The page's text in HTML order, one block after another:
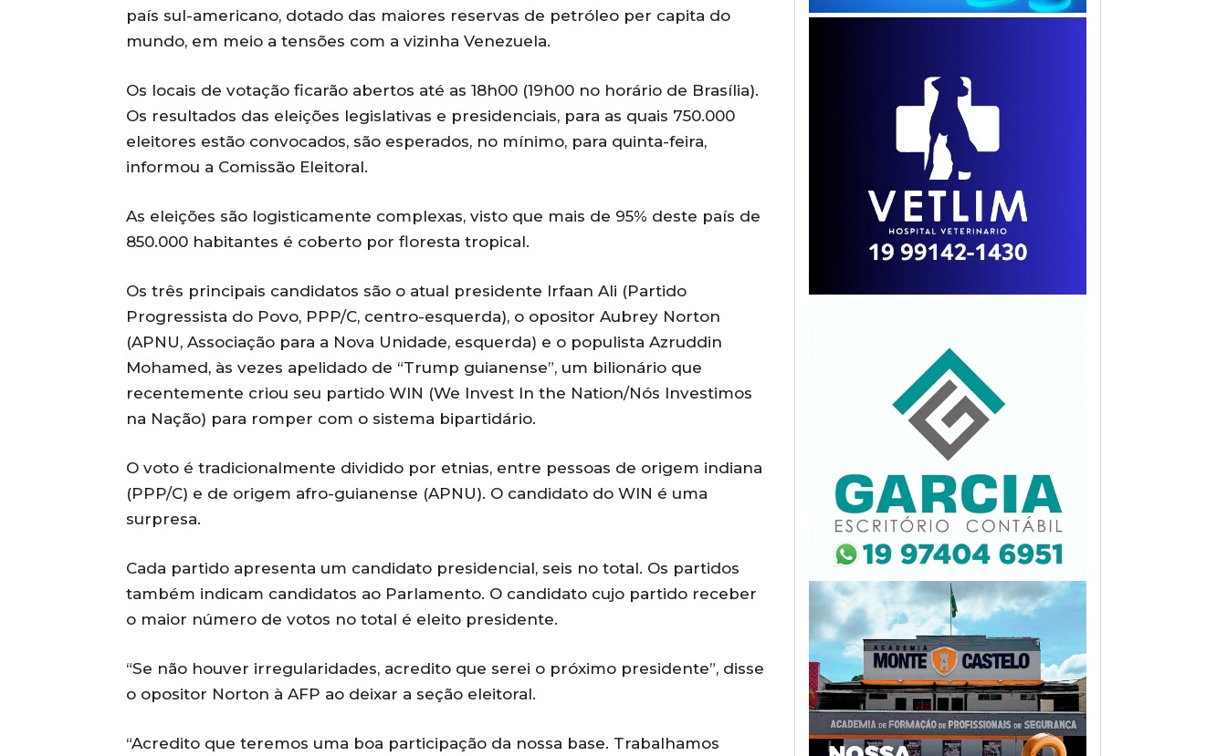
país sul-americano, dotado das maiores reservas de petróleo per capita do
mundo, em meio a tensões com a vizinha Venezuela.
Os locais de votação ficarão abertos até as 18h00 (19h00 no horário de Brasília).
Os resultados das eleições legislativas e presidenciais, para as quais 750.000
eleitores estão convocados, são esperados, no mínimo, para quinta-feira,
informou a Comissão Eleitoral.
As eleições são logisticamente complexas, visto que mais de 95% deste país de
850.000 habitantes é coberto por floresta tropical.
Os três principais candidatos são o atual presidente Irfaan Ali (Partido
Progressista do Povo, PPP/C, centro-esquerda), o opositor Aubrey Norton
(APNU, Associação para a Nova Unidade, esquerda) e o populista Azruddin
Mohamed, às vezes apelidado de “Trump guianense”, um bilionário que
recentemente criou seu partido WIN (We Invest In the Nation/Nós Investimos
na Nação) para romper com o sistema bipartidário.
O voto é tradicionalmente dividido por etnias, entre pessoas de origem indiana
(PPP/C) e de origem afro-guianense (APNU). O candidato do WIN é uma
surpresa.
Cada partido apresenta um candidato presidencial, seis no total. Os partidos
também indicam candidatos ao Parlamento. O candidato cujo partido receber
o maior número de votos no total é eleito presidente.
“Se não houver irregularidades, acredito que serei o próximo presidente”, disse
o opositor Norton à AFP ao deixar a seção eleitoral.
“Acredito que teremos uma boa participação da nossa base. Trabalhamos